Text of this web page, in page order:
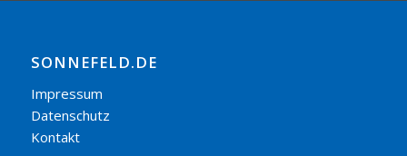
SONNEFELD.DE
Impressum
Datenschutz
Kontakt